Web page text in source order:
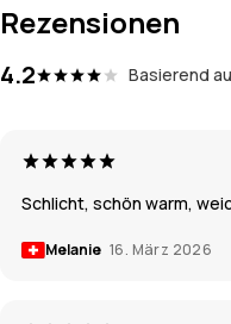
Rezensionen
4.2 Basierend
Schlicht, schön warm,
Melanie 16. März 2026